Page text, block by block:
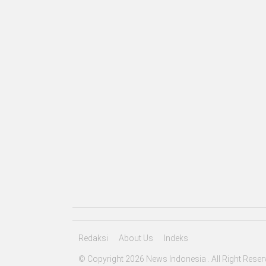
Redaksi About Us Indeks
© Copyright 2026 News Indonesia . All Right